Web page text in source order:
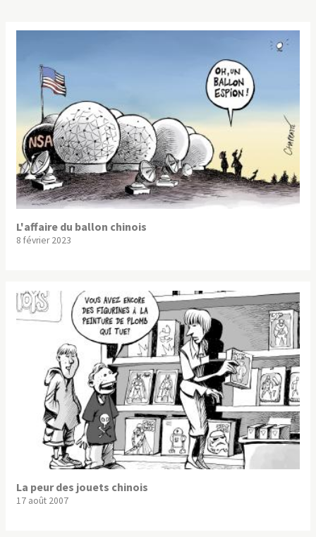
L'affaire du ballon chinois
8 février 2023
La peur des jouets chinois
17 août 2007